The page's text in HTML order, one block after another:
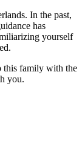
In the past,
has
yourself
this family with the
you.